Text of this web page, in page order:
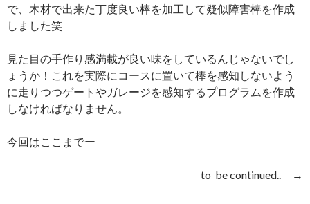
で、木材で出来た丁度良い棒を加工して疑似障害棒を作成
しました笑
見た目の手作り感満載が良い味をしているんじゃないでし
ょうか！これを実際にコースに置いて棒を感知しないよう
に走りつつゲートやガレージを感知するプログラムを作成
しなければなりません。
今回はここまでー
to be continued.. →